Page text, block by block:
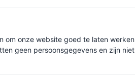
om onze website goed te laten werken
geen persoonsgegevens en zijn niet